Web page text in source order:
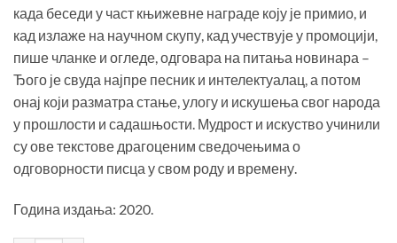
када беседи у част књижевне награде коју је примио, и
кад излаже на научном скупу, кад учествује у промоцији,
пише чланке и огледе, одговара на питања новинара –
Ђого је свуда најпре песник и интелектуалац, а потом
онај који разматра стање, улогу и искушења свог народа
у прошлости и садашњости. Мудрост и искуство учинили
су ове текстове драгоценим сведочењима о
одговорности писца у свом роду и времену.
Година издања: 2020.